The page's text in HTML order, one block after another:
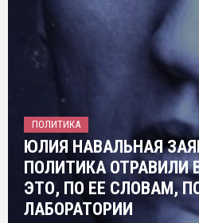
ПОЛИТИКА
ЮЛИЯ НАВАЛЬНАЯ
ПОЛИТИКА ОТРАВИЛИ
ЭТО, ПО ЕЕ СЛОВАМ,
ЛАБОРАТОРИИ